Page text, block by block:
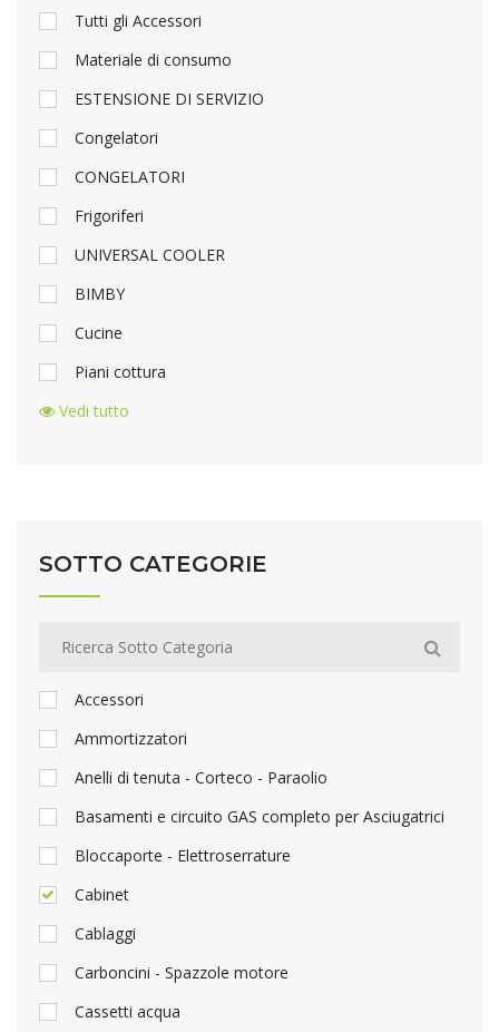
Tutti gli Accessori
Materiale di consumo
ESTENSIONE DI SERVIZIO
Congelatori
CONGELATORI
Frigoriferi
UNIVERSAL COOLER
BIMBY
Cucine
Piani cottura
Vedi tutto
SOTTO CATEGORIE
Accessori
Ammortizzatori
Anelli di tenuta - Corteco - Paraolio
Basamenti e circuito GAS completo per Asciugatrici
Bloccaporte - Elettroserrature
Cabinet
Cablaggi
Carboncini - Spazzole motore
Cassetti acqua